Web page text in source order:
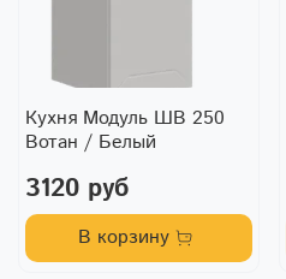
Кухня Модуль ШВ 250
Вотан / Белый
3120 руб
В корзину